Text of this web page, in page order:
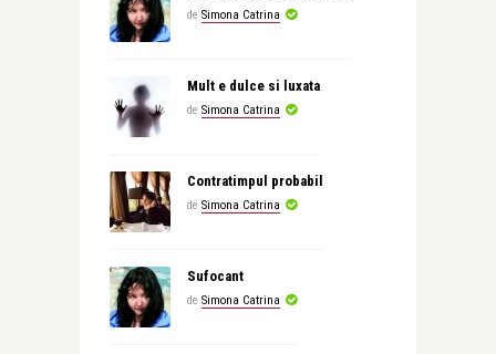
de Simona Catrina
Mult e dulce si luxata
de Simona Catrina
Contratimpul probabil
de Simona Catrina
Sufocant
de Simona Catrina